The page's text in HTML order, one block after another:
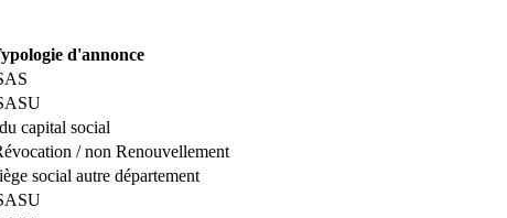
d'annonce
capital social
/ non Renouvellement
social autre département